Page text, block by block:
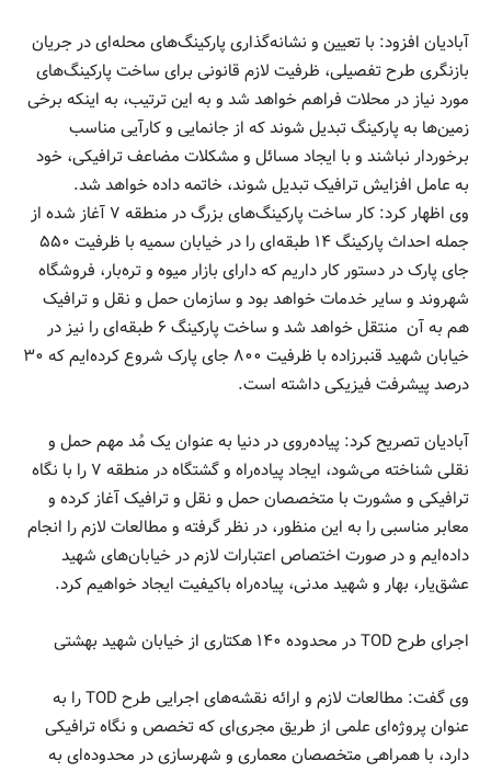
آبادیان افزود: با تعیین و نشانه‌گذاری پارکینگ‌های محله‌ای در جریان
بازنگری طرح تفصیلی، ظرفیت لازم قانونی برای ساخت پارکینگ‌های
مورد نیاز در محلات فراهم خواهد شد و به این ترتیب، به اینکه برخی
زمین‌ها به پارکینگ تبدیل شوند که از جانمایی و کارآیی مناسب
برخوردار نباشند و با ایجاد مسائل و مشکلات مضاعف ترافیکی، خود
به عامل افزایش ترافیک تبدیل شوند، خاتمه داده خواهد شد.
وی اظهار کرد: کار ساخت پارکینگ‌های بزرگ در منطقه ۷ آغاز شده از
جمله احداث پارکینگ ۱۴ طبقه‌ای‌ را در خیابان سمیه با ظرفیت ۵۵۰
جای پارک در دستور کار داریم که دارای بازار میوه و تره‌بار، فروشگاه
شهروند و سایر خدمات خواهد بود و سازمان حمل و نقل و ترافیک
هم به آن منتقل خواهد شد و ‌ساخت پارکینگ ۶ طبقه‌ای را نیز در
خیابان شهید قنبرزاده با ظرفیت ۸۰۰ جای پارک شروع کرده‌ایم که ۳۰
درصد پیشرفت فیزیکی داشته است.
آبادیان تصریح کرد: پیاده‌روی در دنیا به عنوان یک مُد مهم حمل و
نقلی شناخته می‌شود، ایجاد پیاده‌راه و گشتگاه در منطقه ۷ را با نگاه
ترافیکی و مشورت با متخصصان حمل و نقل و ترافیک آغاز کرده و
معابر مناسبی را به این منظور، در نظر گرفته و مطالعات لازم را انجام
داده‌ایم و در صورت اختصاص اعتبارات لازم در خیابان‌های شهید
عشق‌یار، بهار و شهید مدنی، پیاده‌راه باکیفیت ایجاد خواهیم کرد.
اجرای طرح TOD در محدوده ۱۴۰ هکتاری از خیابان شهید بهشتی
وی گفت: مطالعات لازم و ارائه نقشه‌های اجرایی طرح TOD را به
عنوان پروژه‌ای علمی از طریق مجری‌ای که تخصص و نگاه ترافیکی
دارد، با همراهی متخصصان معماری و شهرسازی در محدوده‌ای به